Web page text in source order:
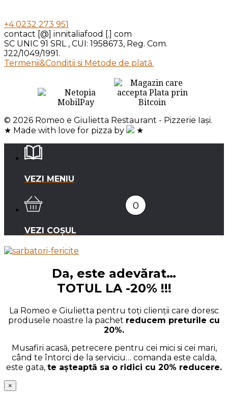
+4 0232 273 951
contact [@] innitaliafood [.] com
SC UNIC 91 SRL , CUI: 1958673, Reg. Com.
J22/1049/1991.
Termenii&Conditii si Metode de plată.
© 2026 Romeo e Giulietta Restaurant - Pizzerie Iași.
★ Made with love for pizza by
★
VEZI MENIU
0
VEZI COȘUL
Da, este adevărat…
TOTUL LA -20% !!!
La Romeo e Giulietta pentru toți clienții care doresc
produsele noastre la pachet reducem preturile cu
20%.
Musafiri acasă, petrecere pentru cei mici si cei mari,
când te întorci de la serviciu… comanda este calda,
este gata, te așteaptă sa o ridici cu 20% reducere.
×